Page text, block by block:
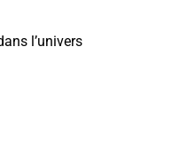
l’univers